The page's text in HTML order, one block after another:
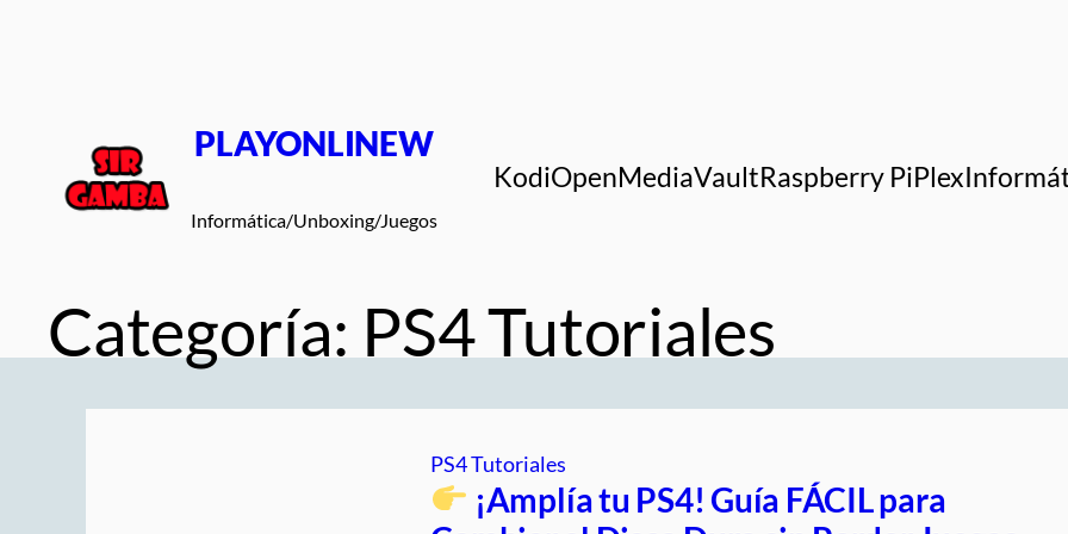
PLAYONLINEW
Informática/Unboxing/Juegos
KodiOpenMediaVaultRaspberry PiPlex
Categoría: PS4 Tutoriales
PS4 Tutoriales
¡Amplía tu PS4! Guía FÁCIL para